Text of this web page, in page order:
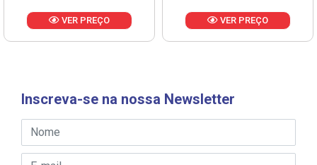
VER PREÇO VER PREÇO
Inscreva-se na nossa Newsletter